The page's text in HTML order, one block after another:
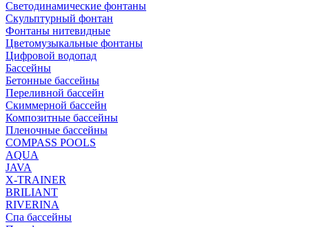
Светодинамические фонтаны
Скульптурный фонтан
Фонтаны нитевидные
Цветомузыкальные фонтаны
Цифровой водопад
Бассейны
Бетонные бассейны
Переливной бассейн
Скиммерной бассейн
Композитные бассейны
Пленочные бассейны
COMPASS POOLS
AQUA
JAVA
X-TRAINER
BRILIANT
RIVERINA
Спа бассейны